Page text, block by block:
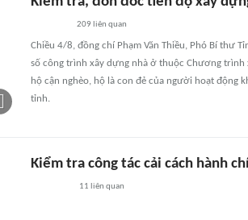
209 liên quan
Chiều 4/8, đồng chí Phạm Văn Thiều, Phó Bí thư
số công trình xây dựng nhà ở thuộc Chương
hộ cận nghèo, hộ là con đẻ của người hoạt động
tỉnh.
Kiểm tra công tác cải cách hành
11 liên quan